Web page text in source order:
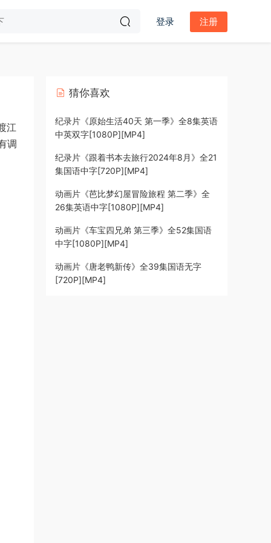
登录 注册
江
调
猜你喜欢
纪录片《原始生活40天 第一季》全8集英语
中英双字[1080P][MP4]
纪录片《跟着书本去旅行2024年8月》全21
集国语中字[720P][MP4]
动画片《芭比梦幻屋冒险旅程 第二季》全
26集英语中字[1080P][MP4]
动画片《车宝四兄弟 第三季》全52集国语
中字[1080P][MP4]
动画片《唐老鸭新传》全39集国语无字
[720P][MP4]